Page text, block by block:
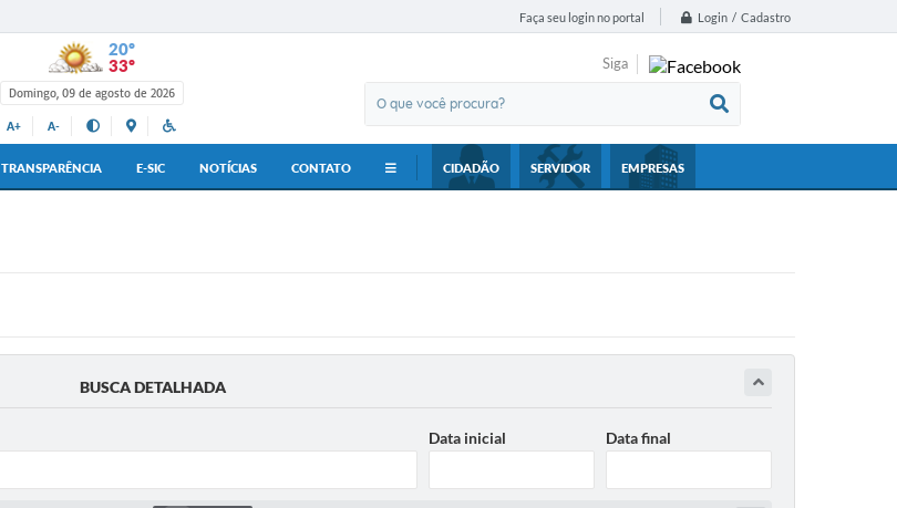
Faça seu login no portal Login / Cadastro
20º
33º
Domingo, 09 de agosto de 2026
A+ A-
Siga
TRANSPARÊNCIA E-SIC NOTÍCIAS CONTATO CIDADÃO SERVIDOR EMPRESAS
BUSCA DETALHADA
Data inicial Data final